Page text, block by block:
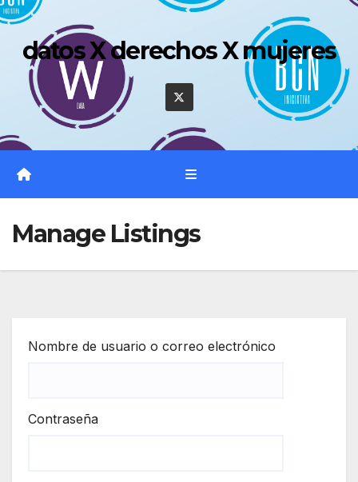
Saltar
contenido
datos X derechos X mujeres
Manage Listings
Nombre de usuario o correo electrónico
Contraseña